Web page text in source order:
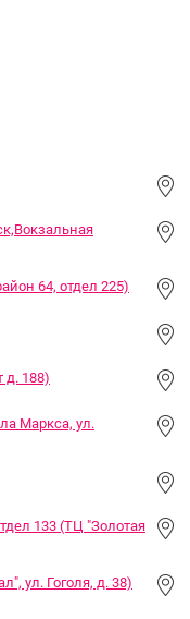
64, отдел 225)
д. 188)
Маркса, ул.
133 (ТЦ "Золотая
ул. Гоголя, д. 38)